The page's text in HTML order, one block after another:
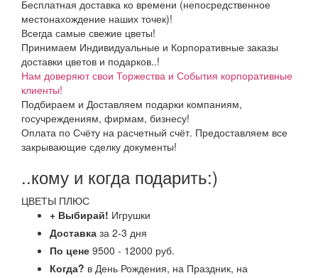
Бесплатная доставка ко времени (непосредственное
местонахождение наших точек)!
Всегда самые свежие цветы!
Принимаем Индивидуальные и Корпоративные заказы
доставки цветов и подарков..!
Нам доверяют свои Торжества и События корпоративные
клиенты!
Подбираем и Доставляем подарки компаниям,
госучреждениям, фирмам, бизнесу!
Оплата по Счёту на расчетный счёт. Предоставляем все
закрывающие сделку документы!
..кому и когда подарить:)
ЦВЕТЫ ПЛЮС
+ Выбирай! Игрушки
Доставка за 2-3 дня
По цене 9500 - 12000 руб.
Когда? в День Рождения, на Праздник, на